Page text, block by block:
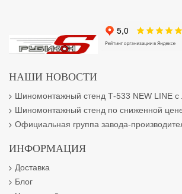
НАШИ НОВОСТИ
Шиномонтажный стенд Т-533 NEW LINE с
Шиномонтажный стенд по сниженной
Официальная группа завода-
ИНФОРМАЦИЯ
Доставка
Блог